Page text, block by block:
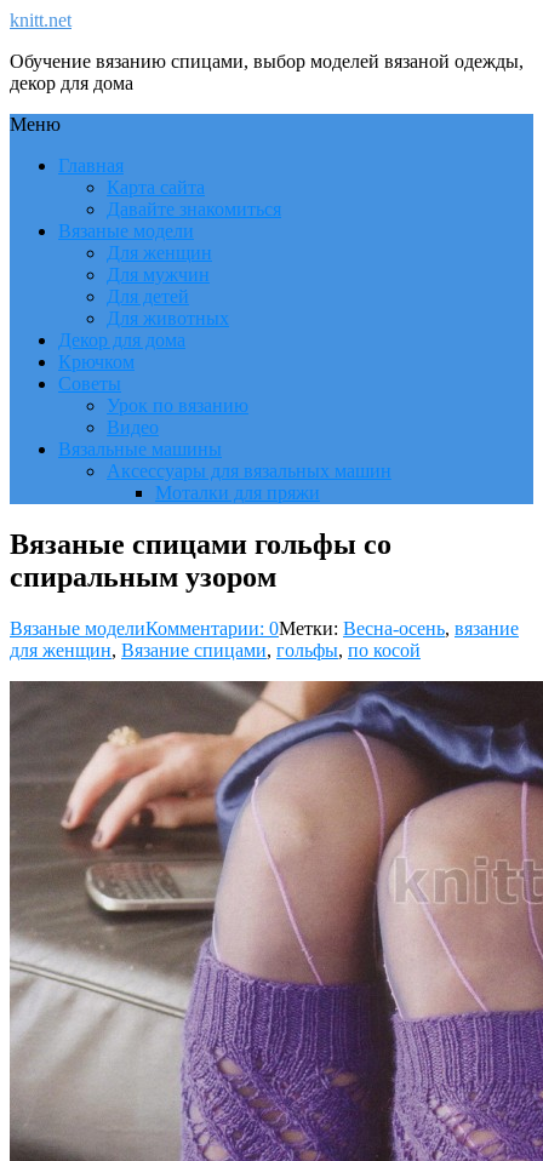
knitt.net
Обучение вязанию спицами, выбор моделей вязаной одежды,
декор для дома
Меню
Главная
Карта сайта
Давайте знакомиться
Вязаные модели
Для женщин
Для мужчин
Для детей
Для животных
Декор для дома
Крючком
Советы
Урок по вязанию
Видео
Вязальные машины
Аксессуары для вязальных машин
Моталки для пряжи
Вязаные спицами гольфы со
спиральным узором
Вязаные моделиКомментарии: 0Метки: Весна-осень, вязание
для женщин, Вязание спицами, гольфы, по косой